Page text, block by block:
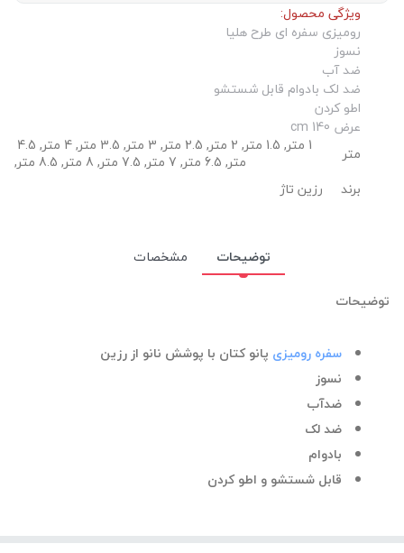
ویژگی محصول:
رومیزی سفره ای طرح هلیا
نسوز
ضد آب
ضد لک بادوام قابل شستشو
اطو کردن
عرض 140 cm
متر
متر, 6.5 متر, 7 متر, 7.5 متر, 8 متر, 8.5 متر, 9 متر, 9.5 متر, 10 متر
برند
رزین تاژ
توضیحات
مشخصات
توضیحات
سفره رومیزی پانو کتان با پوشش نانو از رزین
نسوز
ضدآب
ضد لک
بادوام
قابل شستشو و اطو کردن